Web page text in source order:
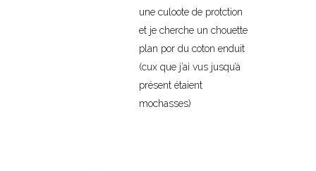
une culoote de protction
et je cherche un chouette
plan por du coton enduit
(cux que j’ai vus jusqu’à
présent étaient
mochasses)